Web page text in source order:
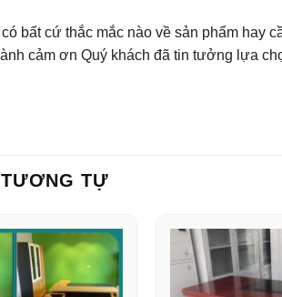
bất cứ thắc mắc nào về sản phẩm hay
cảm ơn Quý khách đã tin tưởng lựa
TỰ